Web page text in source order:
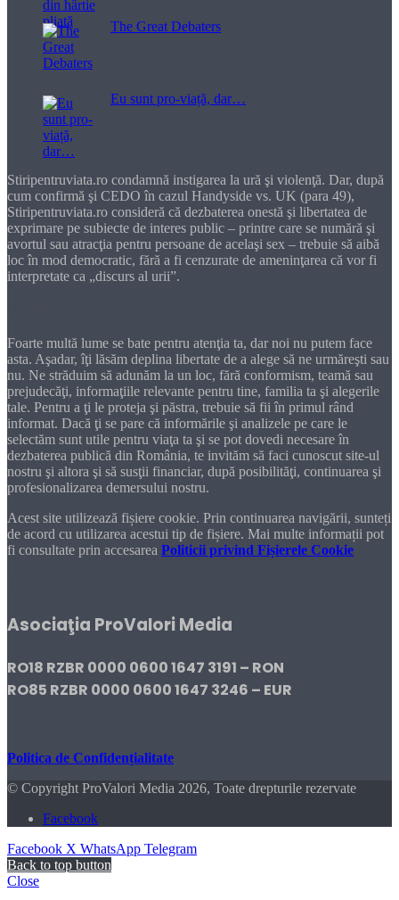
The Great Debaters
Eu sunt pro-viață, dar…
Stiripentruviata.ro condamnă instigarea la ură şi violenţă. Dar, după
cum confirmă şi CEDO în cazul Handyside vs. UK (para 49),
Stiripentruviata.ro consideră că dezbaterea onestă şi libertatea de
exprimare pe subiecte de interes public – printre care se numără şi
avortul sau atracţia pentru persoane de acelaşi sex – trebuie să aibă
loc în mod democratic, fără a fi cenzurate de ameninţarea că vor fi
interpretate ca „discurs al urii”.
Foarte multă lume se bate pentru atenţia ta, dar noi nu putem face
asta. Aşadar, îţi lăsăm deplina libertate de a alege să ne urmăreşti sau
nu. Ne străduim să adunăm la un loc, fără conformism, teamă sau
prejudecăţi, informaţiile relevante pentru tine, familia ta şi alegerile
tale. Pentru a ţi le proteja şi păstra, trebuie să fii în primul rând
informat. Dacă ţi se pare că informările şi analizele pe care le
selectăm sunt utile pentru viaţa ta şi se pot dovedi necesare în
dezbaterea publică din România, te invităm să faci cunoscut site-ul
nostru şi altora şi să susţii financiar, după posibilităţi, continuarea şi
profesionalizarea demersului nostru.
Acest site utilizează fișiere cookie. Prin continuarea navigării, sunteți
de acord cu utilizarea acestui tip de fișiere. Mai multe informații pot
fi consultate prin accesarea Politicii privind Fișierele Cookie
Asociaţia ProValori Media
RO18 RZBR 0000 0600 1647 3191 – RON
RO85 RZBR 0000 0600 1647 3246 – EUR
Politica de Confidențialitate
© Copyright ProValori Media 2026, Toate drepturile rezervate
Facebook
Facebook X WhatsApp Telegram
Back to top button
Close